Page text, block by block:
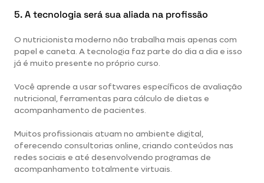
5. A tecnologia será sua aliada na profissão
O nutricionista moderno não trabalha mais apenas com
papel e caneta. A tecnologia faz parte do dia a dia e isso
já é muito presente no próprio curso.
Você aprende a usar softwares específicos de avaliação
nutricional, ferramentas para cálculo de dietas e
acompanhamento de pacientes.
Muitos profissionais atuam no ambiente digital,
oferecendo consultorias online, criando conteúdos nas
redes sociais e até desenvolvendo programas de
acompanhamento totalmente virtuais.